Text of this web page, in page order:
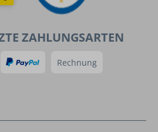
ZAHLUNGSARTEN
Rechnung